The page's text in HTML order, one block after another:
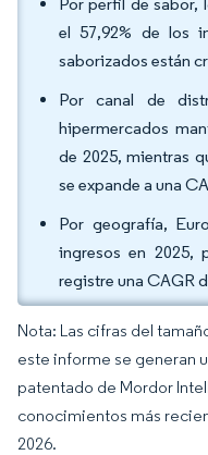
el 57,92% de los
saborizados están
Por canal de
hipermercados
de 2025, mientras
se expande a una
Por geografía,
ingresos en 2025,
registre una CAGR
Nota: Las cifras del
este informe se generan
patentado de Mordor
conocimientos más
2026.